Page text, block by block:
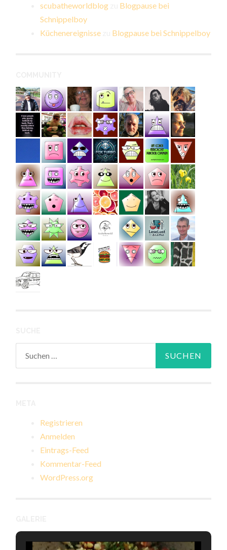
scubatheworldblog
Blogpause bei
Schnippelboy
Küchenereignisse
Blogpause bei Schnippelboy
Registrieren
Anmelden
Eintrags-Feed
Kommentar-Feed
WordPress.org